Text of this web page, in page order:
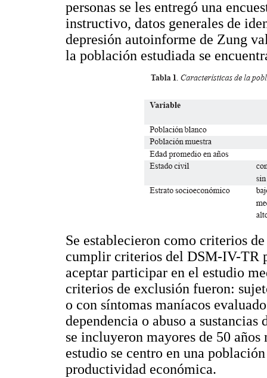
personas se les entregó una
instructivo, datos generales de
depresión autoinforme de Zung
la población estudiada se
Se establecieron como criterios
cumplir criterios del DSM-IV-TR
aceptar participar en el estudio
criterios de exclusión fueron:
o con síntomas maníacos
dependencia o abuso a
se incluyeron mayores de 50
estudio se centro en una
productividad económica.